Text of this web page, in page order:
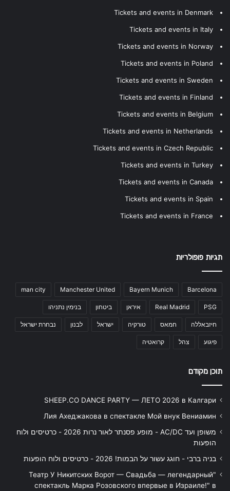
Tickets and events in Denmark
Tickets and events in Italy
Tickets and events in Norway
Tickets and events in Poland
Tickets and events in Sweden
Tickets and events in Finland
Tickets and events in Belgium
Tickets and events in Netherlands
Tickets and events in Czech Republic
Tickets and events in Turkey
Tickets and events in Canada
Tickets and events in Spain
Tickets and events in France
תגיות פופולריות
Barcelona
Bayern Munich
Manchester United
man city
PSG
Real Madrid איראן ביטחון בנימין נתניהו
חיזבאללה חמאס טורקיה ישראל לבנון נבחרת ישראל
פיגוע צהל קרואטיה
תוכן מקודם
SHEEP.CO DANCE PARTY — ЛЕТО 2026 в Калгари
Лия Ахеджакова в спектакле Мой внук Вениамин
משופן ועד AC/DC - מופע פסנתר לאור נרות 2026 - כרטיסים ולוח
הופעות
בניה ברבי - חוגג עשור על הבמות! 2026 - כרטיסים ולוח הופעות
"Театр У Никитских Ворот — Свадьба — легендарный
спектакль Марка Розовского впервые в Израиле!" в